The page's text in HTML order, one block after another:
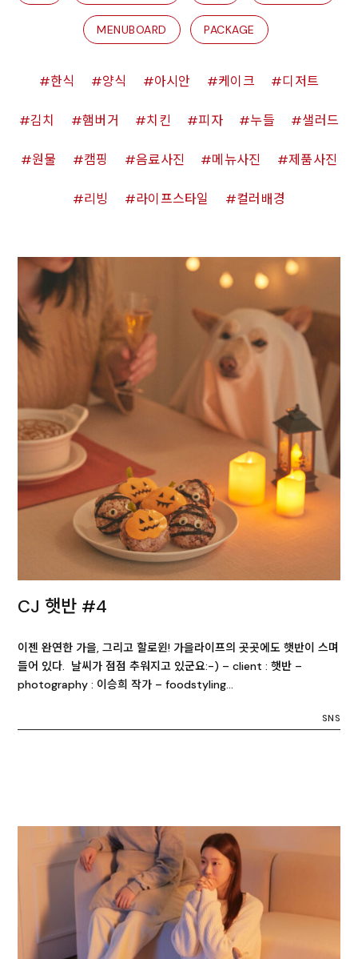
MENUBOARD PACKAGE
한식 양식 아시안 케이크 디저트
김치 햄버거 치킨 피자 누들 샐러드
원물 캠핑 음료사진 메뉴사진 제품사진
리빙 라이프스타일 컬러배경
CJ 햇반 #4
이젠 완연한 가을, 그리고 할로윈! 가을라이프의 곳곳에도 햇반이 스며
들어 있다. 날씨가 점점 추워지고 있군요:-) – client : 햇반 –
photography : 이승희 작가 – foodstyling…
SNS